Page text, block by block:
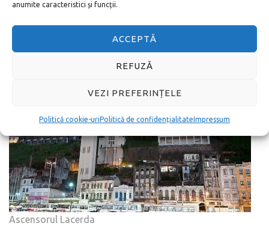
anumite caracteristici și funcții.
ACCEPTĂ
REFUZĂ
VEZI PREFERINȚELE
Politică cookie-uriPolitică de confidențialitateImpressum
Ascensorul Lacerda,
Salvador, Brazilia
Ascensorul Lacerda